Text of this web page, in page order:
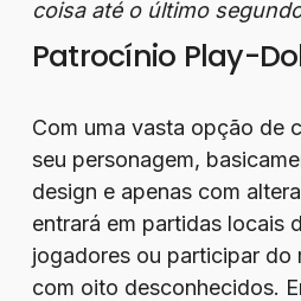
coisa até o último
Patrocínio Play-
Com uma vasta opção de
seu personagem,
design e apenas com
entrará em partidas locais
jogadores ou participar do
com oito desconhecidos.